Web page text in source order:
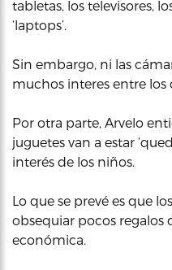
tabletas, los televisores,
‘laptops’.
Sin embargo, ni las
muchos interes entre los
Por otra parte, Arvelo
juguetes van a estar
interés de los niños.
Lo que se prevé es que
obsequiar pocos regalos
económica.